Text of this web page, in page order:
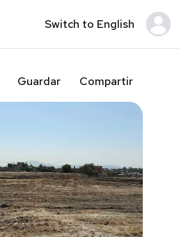
Switch to English
Guardar Compartir